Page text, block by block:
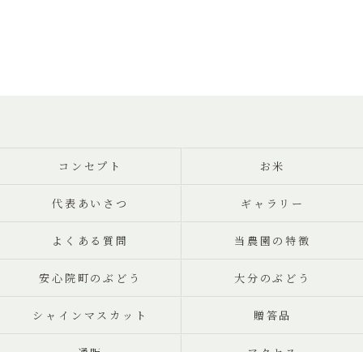
コンセプト お米
代表あいさつ ギャラリー
よくある質問 当農園の特徴
安心院町のぶどう 大分のぶどう
シャインマスカット 贈答品